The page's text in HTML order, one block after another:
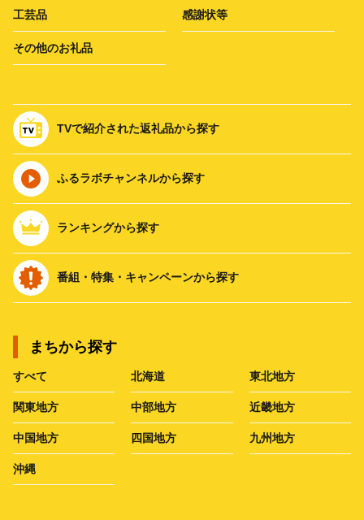
工芸品 感謝状等
その他のお礼品
TVで紹介された返礼品から探す
ふるラボチャンネルから探す
ランキングから探す
番組・特集・キャンペーンから探す
まちから探す
すべて 北海道 東北地方
関東地方 中部地方 近畿地方
中国地方 四国地方 九州地方
沖縄